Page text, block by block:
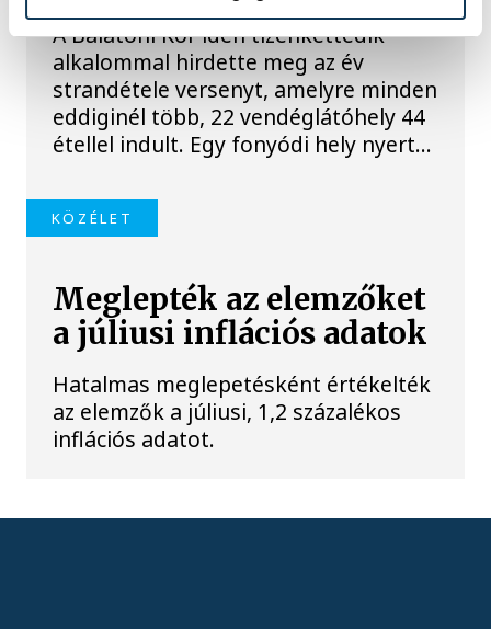
A Balatoni Kör idén tizenkettedik
alkalommal hirdette meg az év
strandétele versenyt, amelyre minden
eddiginél több, 22 vendéglátóhely 44
étellel indult. Egy fonyódi hely nyert...
KÖZÉLET
Meglepték az elemzőket
a júliusi inflációs adatok
Hatalmas meglepetésként értékelték
az elemzők a júliusi, 1,2 százalékos
inflációs adatot.